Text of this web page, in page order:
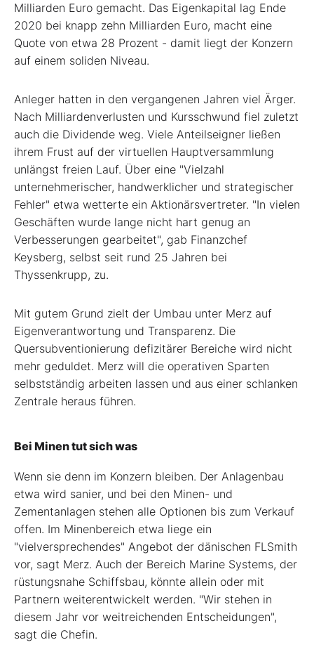
Milliarden Euro gemacht. Das Eigenkapital lag Ende
2020 bei knapp zehn Milliarden Euro, macht eine
Quote von etwa 28 Prozent - damit liegt der Konzern
auf einem soliden Niveau.
Anleger hatten in den vergangenen Jahren viel Ärger.
Nach Milliardenverlusten und Kursschwund fiel zuletzt
auch die Dividende weg. Viele Anteilseigner ließen
ihrem Frust auf der virtuellen Hauptversammlung
unlängst freien Lauf. Über eine "Vielzahl
unternehmerischer, handwerklicher und strategischer
Fehler" etwa wetterte ein Aktionärsvertreter. "In vielen
Geschäften wurde lange nicht hart genug an
Verbesserungen gearbeitet", gab Finanzchef
Keysberg, selbst seit rund 25 Jahren bei
Thyssenkrupp, zu.
Mit gutem Grund zielt der Umbau unter Merz auf
Eigenverantwortung und Transparenz. Die
Quersubventionierung defizitärer Bereiche wird nicht
mehr geduldet. Merz will die operativen Sparten
selbstständig arbeiten lassen und aus einer schlanken
Zentrale heraus führen.
Bei Minen tut sich was
Wenn sie denn im Konzern bleiben. Der Anlagenbau
etwa wird sanier, und bei den Minen- und
Zementanlagen stehen alle Optionen bis zum Verkauf
offen. Im Minenbereich etwa liege ein
"vielversprechendes" Angebot der dänischen FLSmith
vor, sagt Merz. Auch der Bereich Marine Systems, der
rüstungsnahe Schiffsbau, könnte allein oder mit
Partnern weiterentwickelt werden. "Wir stehen in
diesem Jahr vor weitreichenden Entscheidungen",
sagt die Chefin.